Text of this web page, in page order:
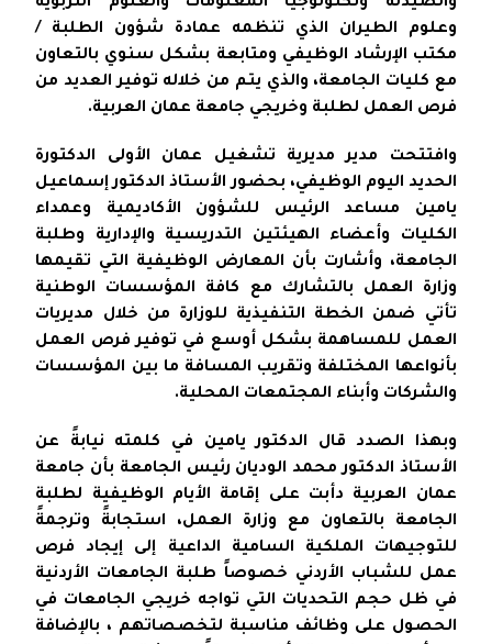
والصيدلة وتكنولوجيا المعلومات والعلوم التربوية
وعلوم الطيران الذي تنظمه عمادة شؤون الطلبة /
مكتب الإرشاد الوظيفي ومتابعة بشكل سنوي بالتعاون
مع كليات الجامعة، والذي يتم من خلاله توفير العديد من
فرص العمل لطلبة وخريجي جامعة عمان العربية.
وافتتحت مدير مديرية تشغيل عمان الأولى الدكتورة
الحديد اليوم الوظيفي، بحضور الأستاذ الدكتور إسماعيل
يامين مساعد الرئيس للشؤون الأكاديمية وعمداء
الكليات وأعضاء الهيئتين التدريسية والإدارية وطلبة
الجامعة، وأشارت بأن المعارض الوظيفية التي تقيمها
وزارة العمل بالتشارك مع كافة المؤسسات الوطنية
تأتي ضمن الخطة التنفيذية للوزارة من خلال مديريات
العمل للمساهمة بشكل أوسع في توفير فرص العمل
بأنواعها المختلفة وتقريب المسافة ما بين المؤسسات
والشركات وأبناء المجتمعات المحلية.
وبهذا الصدد قال الدكتور يامين في كلمته نيابةً عن
الأستاذ الدكتور محمد الوديان رئيس الجامعة بأن جامعة
عمان العربية دأبت على إقامة الأيام الوظيفية لطلبة
الجامعة بالتعاون مع وزارة العمل، استجابةً وترجمةً
للتوجيهات الملكية السامية الداعية إلى إيجاد فرص
عمل للشباب الأردني خصوصاً طلبة الجامعات الأردنية
في ظل حجم التحديات التي تواجه خريجي الجامعات في
الحصول على وظائف مناسبة لتخصصاتهم ، بالإضافة